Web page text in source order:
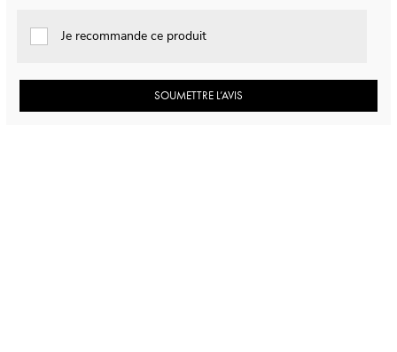
Je recommande ce produit
SOUMETTRE L’AVIS